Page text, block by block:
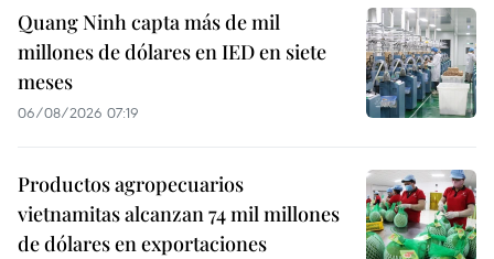
Quang Ninh capta más de mil
millones de dólares en IED en siete
meses
06/08/2026 07:19
Productos agropecuarios
vietnamitas alcanzan 74 mil millones
de dólares en exportaciones